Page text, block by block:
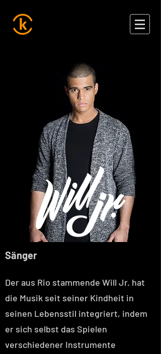
Sänger
Der aus Rio stammende Will Jr. hat
die Musik seit seiner Kindheit in
seinen Lebensstil integriert, indem
er sich selbst das Spielen
verschiedener Instrumente